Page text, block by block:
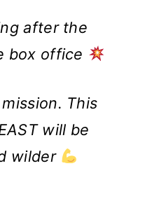
after the
box office
This
will be
wilder